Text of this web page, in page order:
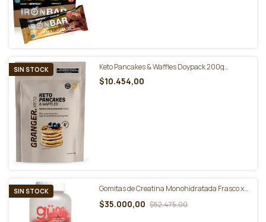
SIN STOCK Keto Pancakes & Waffles Doypack 200g
$10.454,00
SIN STOCK Gomitas de Creatina Monohidratada Frasco x
$35.000,00 $52.475,00